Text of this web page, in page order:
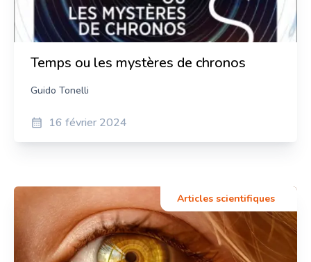
Virgile Guei
Ingenieur en optique et vision par ordinateur
Temps ou les mystères de chronos
Guido Tonelli
16 février 2024
Articles scientifiques